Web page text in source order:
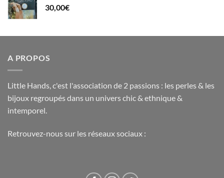
30,00€
A PROPOS
Little Hands, c'est l'association de 2 passions : les perles & les
bijoux regroupés dans un univers chic & ethnique &
intemporel.
Retrouvez-nous sur les réseaux sociaux :